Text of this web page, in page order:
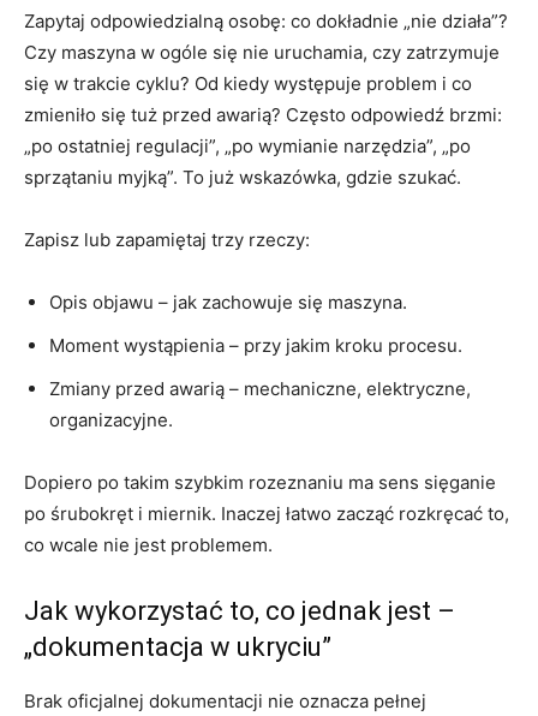
Zapytaj odpowiedzialną osobę: co dokładnie „nie działa”?
Czy maszyna w ogóle się nie uruchamia, czy zatrzymuje
się w trakcie cyklu? Od kiedy występuje problem i co
zmieniło się tuż przed awarią? Często odpowiedź brzmi:
„po ostatniej regulacji”, „po wymianie narzędzia”, „po
sprzątaniu myjką”. To już wskazówka, gdzie szukać.
Zapisz lub zapamiętaj trzy rzeczy:
Opis objawu – jak zachowuje się maszyna.
Moment wystąpienia – przy jakim kroku procesu.
Zmiany przed awarią – mechaniczne, elektryczne,
organizacyjne.
Dopiero po takim szybkim rozeznaniu ma sens sięganie
po śrubokręt i miernik. Inaczej łatwo zacząć rozkręcać to,
co wcale nie jest problemem.
Jak wykorzystać to, co jednak jest –
„dokumentacja w ukryciu”
Brak oficjalnej dokumentacji nie oznacza pełnej